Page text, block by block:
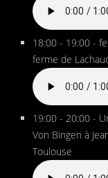
18:00 - 19:00 -
ferme de
19:00 - 20:00 -
Von Bingen à
Toulouse